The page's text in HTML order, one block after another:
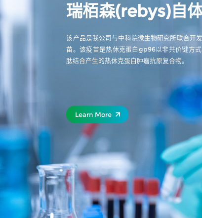
瑞栢森(rebys)自
该产品是我公司与中科院微生物研究所联合开
苗。该疫苗是热休克蛋白gp96以非共价键方
肽结合产生的热休克蛋白肿瘤抗原复合物。
Learn More